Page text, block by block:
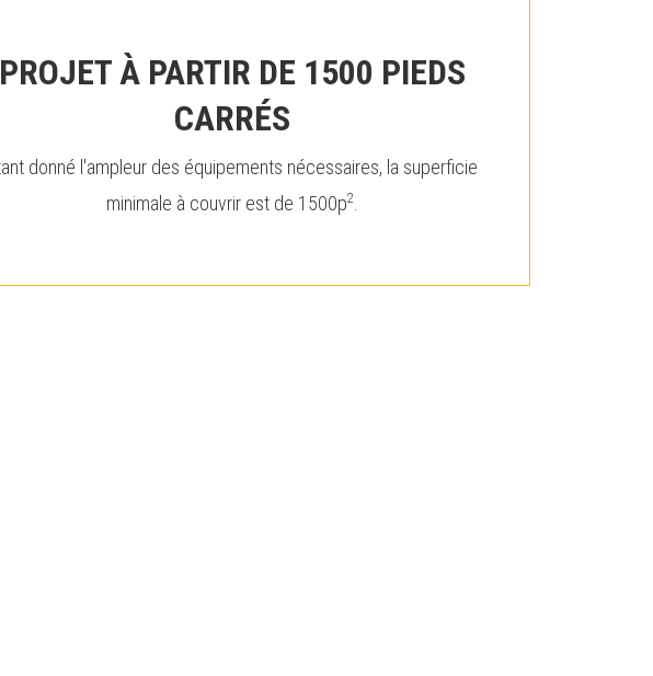
PROJET À PARTIR DE 1500 PIEDS
CARRÉS
donné l'ampleur des équipements nécessaires, la superficie
minimale à couvrir est de 1500p2.